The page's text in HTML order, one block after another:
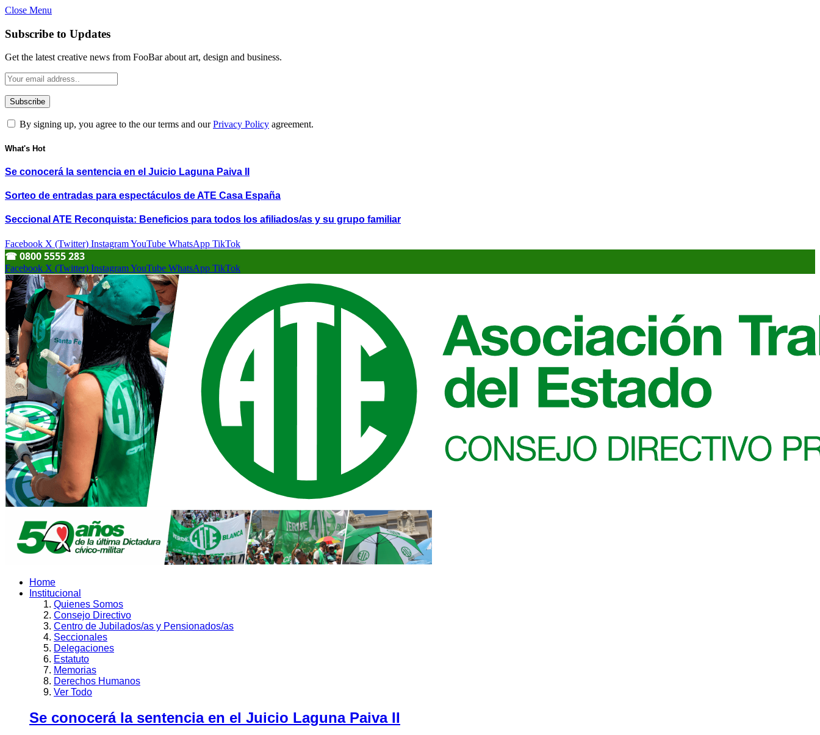
Close Menu
Subscribe to Updates
Get the latest creative news from FooBar about art, design and business.
By signing up, you agree to the our terms and ourPrivacy Policy agreement.
What's Hot
Se conocerá la sentencia en el Juicio Laguna Paiva II
Sorteo de entradas para espectáculos de ATE Casa España
Seccional ATE Reconquista: Beneficios para todos los afiliados/as y su grupo familiar
Facebook X (Twitter) InstagramYouTube WhatsApp TikTok
☎︎ 0800 5555 283
Facebook X (Twitter) InstagramYouTube WhatsApp TikTok
Home
Institucional
Quienes Somos
Consejo Directivo
Centro de Jubilados/as y Pensionados/as
Seccionales
Delegaciones
Estatuto
Memorias
Derechos Humanos
Ver Todo
Se conocerá la sentencia en el Juicio Laguna Paiva II